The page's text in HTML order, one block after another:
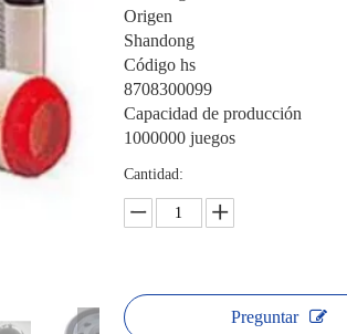
Origen
Shandong
Código hs
8708300099
Capacidad de producción
1000000 juegos
Cantidad:
Preguntar